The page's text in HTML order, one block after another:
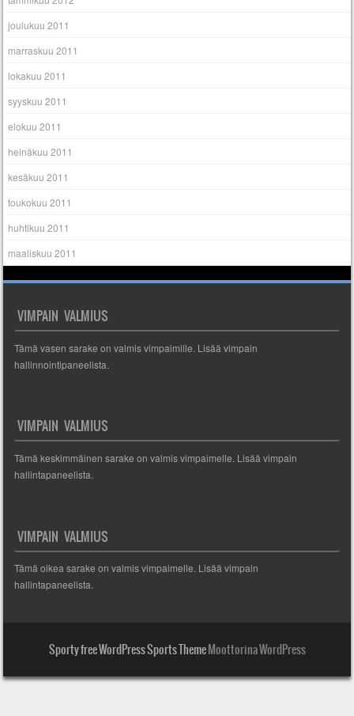
joulukuu 2011
marraskuu 2011
lokakuu 2011
syyskuu 2011
elokuu 2011
heinäkuu 2011
kesäkuu 2011
toukokuu 2011
huhtikuu 2011
maaliskuu 2011
VIMPAIN VALMIUS
Tämä vasen sarake on valmis vimpaimille. Lisää vimpain
hallinnointipaneelista.
VIMPAIN VALMIUS
Tämä keskimmäinen sarake on valmis vimpaimelle. Lisää vimpain
hallintapaneelista.
VIMPAIN VALMIUS
Tämä oikea sarake on valmis vimpaimelle. Lisää vimpain
hallintapaneelista.
Sporty free WordPress Sports ThemeMoottorina WordPress